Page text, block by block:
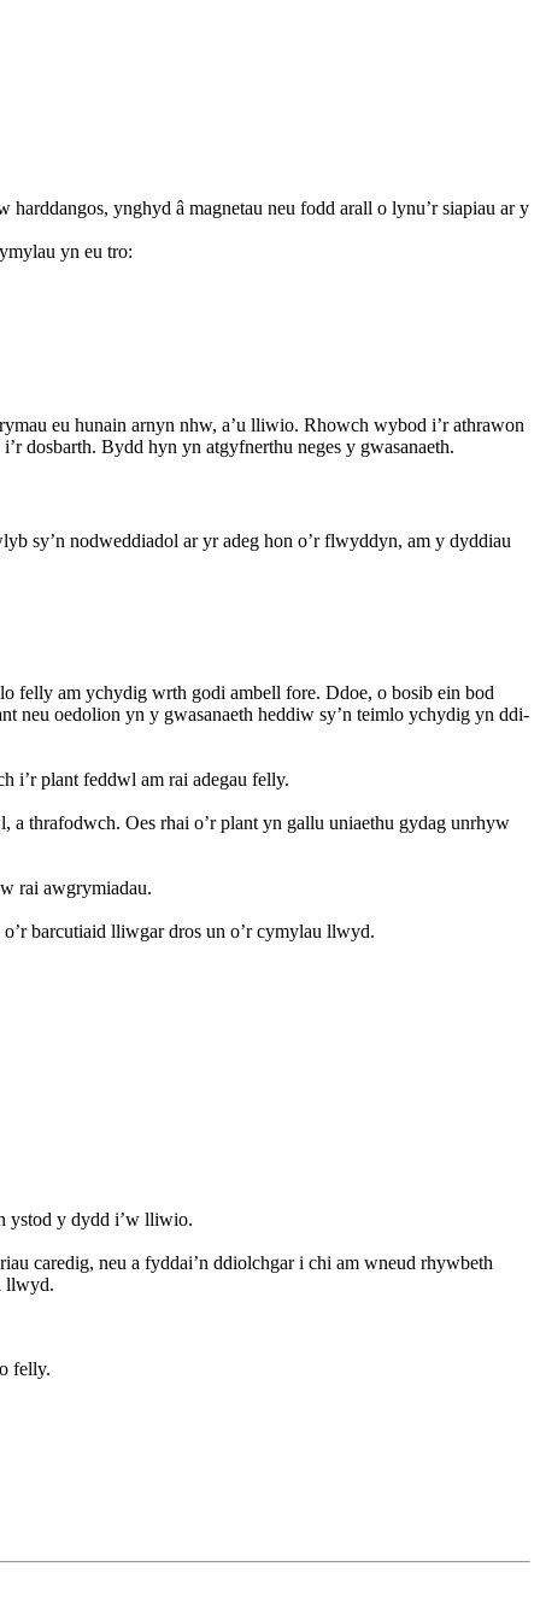
ynghyd â magnetau neu fodd arall o lynu’r siapiau ar y
yn eu tro:
eu hunain arnyn nhw, a’u lliwio. Rhowch wybod i’r athrawon
dosbarth. Bydd hyn yn atgyfnerthu neges y gwasanaeth.
sy’n nodweddiadol ar yr adeg hon o’r flwyddyn, am y dyddiau
felly am ychydig wrth godi ambell fore. Ddoe, o bosib ein bod
neu oedolion yn y gwasanaeth heddiw sy’n teimlo ychydig yn ddi-
i’r plant feddwl am rai adegau felly.
thrafodwch. Oes rhai o’r plant yn gallu uniaethu gydag unrhyw
rai awgrymiadau.
barcutiaid lliwgar dros un o’r cymylau llwyd.
ystod y dydd i’w lliwio.
caredig, neu a fyddai’n ddiolchgar i chi am wneud rhywbeth
llwyd.
felly.